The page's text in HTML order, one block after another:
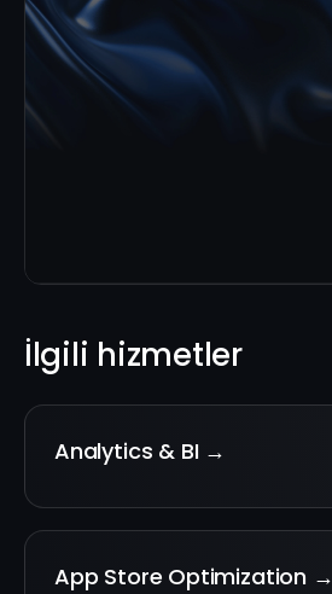
İlgili hizmetler
Analytics & BI →
App Store Optimization →